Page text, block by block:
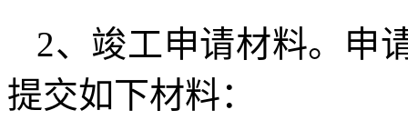
2、竣工申请材料。申
提交如下材料：